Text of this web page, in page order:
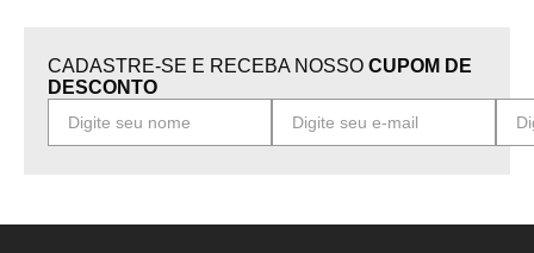
CADASTRE-SE E RECEBA NOSSO CUPOM DE
DESCONTO